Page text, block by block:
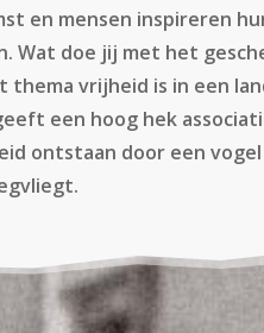
en mensen inspireren
Wat doe jij met het
thema vrijheid is in een
een hoog hek
ontstaan door een